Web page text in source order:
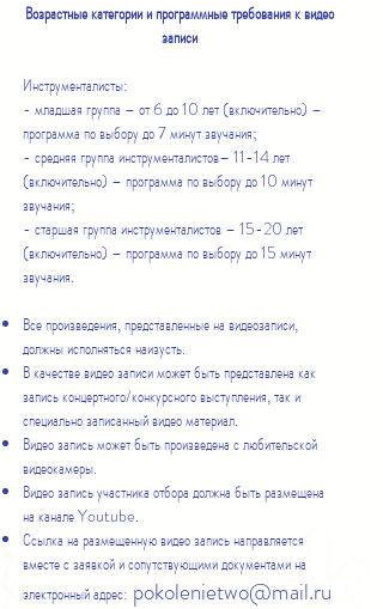
Возрастные категории и программные требования к видео
записи
Инструменталисты:
- младшая группа – от 6 до 10 лет (включительно) –
программа по выбору до 7 минут звучания;
- средняя группа инструменталистов– 11-14 лет
(включительно) – программа по выбору до 10 минут
звучания;
- старшая группа инструменталистов – 15-20 лет
(включительно) – программа по выбору до 15 минут
звучания.
Все произведения, представленные на видеозаписи,
должны исполняться наизусть.
В качестве видео записи может быть представлена как
запись концертного/конкурсного выступления, так и
специально записанный видео материал.
Видео запись может быть произведена с любительской
видеокамеры.
Видео запись участника отбора должна быть размещена
на канале Youtube.
Ссылка на размещенную видео запись направляется
вместе с заявкой и сопутствующими документами на
электронный адрес: pokolenietwo@mail.ru